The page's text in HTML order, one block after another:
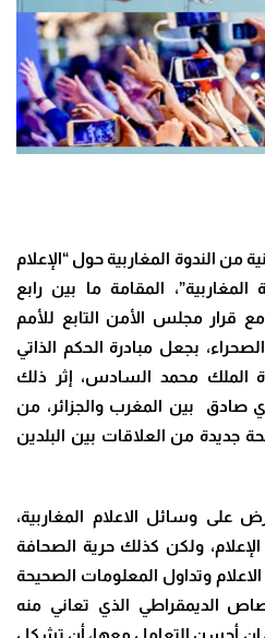
الندوة المغاربية حول “الإعلام
المقامة ما بين رابع
بالرباط، مع قرار مجلس الأمن التابع للأمم
بجعل مبادرة الحكم الذاتي
الملك محمد السادس، إثر ذلك
صادق بين المغرب والجزائر، من
جديدة من العلاقات بين البلدين
على وسائل الاعلام المغاربية،
ولكن كذلك حرية الصحافة
وتداول المعلومات الصحيحة
الديمقراطي الذي تعاني منه